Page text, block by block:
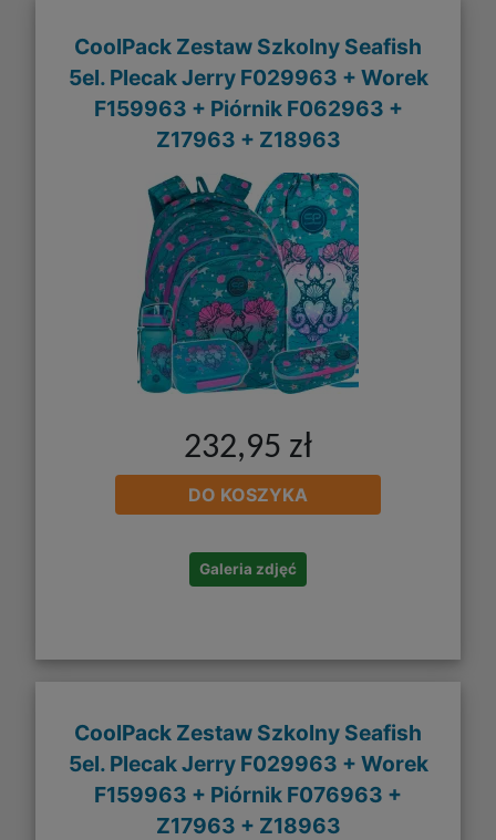
CoolPack Zestaw Szkolny Seafish
5el. Plecak Jerry F029963 + Worek
F159963 + Piórnik F062963 +
Z17963 + Z18963
232,95 zł
DO KOSZYKA
Galeria zdjęć
CoolPack Zestaw Szkolny Seafish
5el. Plecak Jerry F029963 + Worek
F159963 + Piórnik F076963 +
Z17963 + Z18963